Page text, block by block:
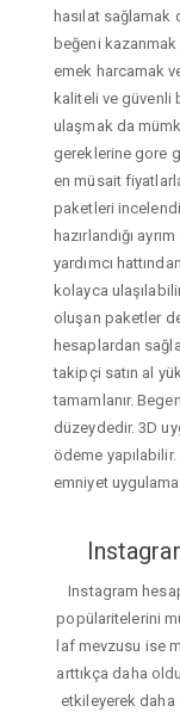
hasılat sağlamak
beğeni
emek harcamak
kaliteli ve güvenli
ulaşmak da
gereklerine gore
en müsait
paketleri
hazırlandığı
yardımcı
kolayca
oluşan paketler
hesaplardan
takipçi satın al
tamamlanır.
düzeydedir. 3D
ödeme
emniyet
Instagram
popülaritelerini
laf mevzusu ise
arttıkça daha
etkileyerek daha